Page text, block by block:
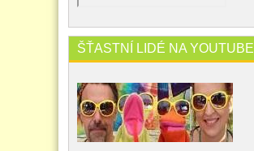
ŠŤASTNÍ LIDÉ NA YOUTUBE